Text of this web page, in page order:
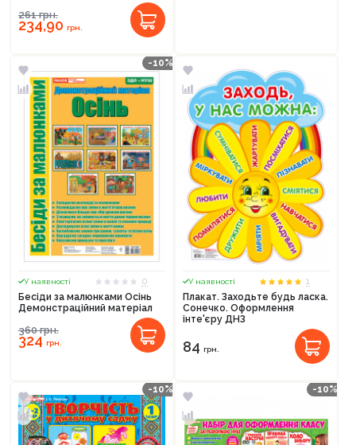
261грн.
234,90 грн.
-10%
У наявності
0
Бесіди за малюнками Осінь
Демонстраційний матеріал
360грн.
324грн.
У наявності
1
Плакат. Заходьте будь ласка.
Сонечко. Оформлення
інте'єру ДНЗ
84 грн.
-10% -10%